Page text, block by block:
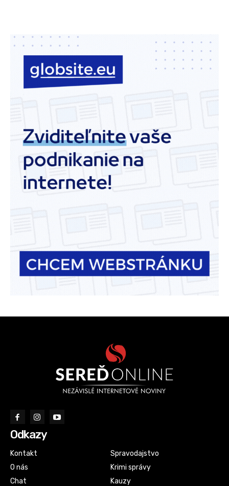
Odkazy
Kontakt
O nás
Chat
Spravodajstvo
Krimi správy
Kauzy